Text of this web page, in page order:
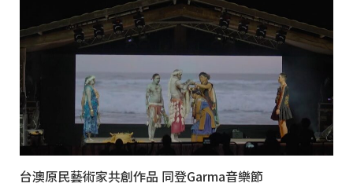
台澳原民藝術家共創作品 同登Garma音樂節